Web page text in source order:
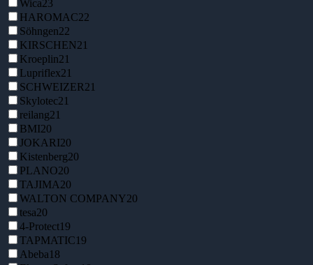
Wica23
HAROMAC22
Söhngen22
KIRSCHEN21
Kroeplin21
Lupriflex21
SCHWEIZER21
Skylotec21
reilang21
BMI20
JOKARI20
Kistenberg20
PLANO20
TAJIMA20
WALTON COMPANY20
tesa20
4-Protect19
TAPMATIC19
Abeba18